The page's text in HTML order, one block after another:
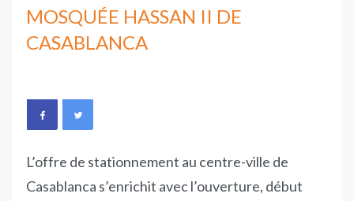
MOSQUÉE HASSAN II DE
CASABLANCA
L’offre de stationnement au centre-ville de
Casablanca s’enrichit avec l’ouverture, début